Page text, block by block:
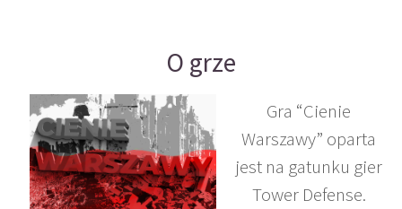
O grze
Gra “Cienie
Warszawy” oparta
jest na gatunku gier
Tower Defense.